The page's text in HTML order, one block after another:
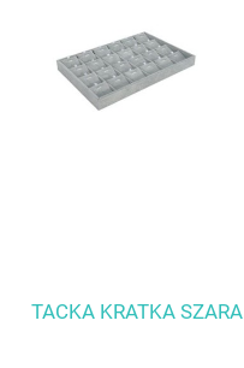
TACKA KRATKA SZARA